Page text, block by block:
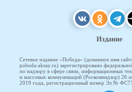
Издание
Сетевое издание «Победа» (доменное имя
pobeda-aksay.ru) зарегистрировано
по надзору в сфере связи, информационных
и массовых коммуникаций (Роскомнадзор) 26
2019 года, регистрационный номер Эл №